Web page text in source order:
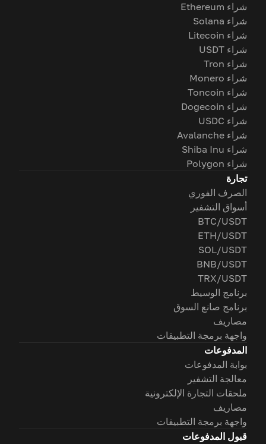
شراء Ethereum
شراء Solana
شراء Litecoin
شراء USDT
شراء Tron
شراء Monero
شراء Toncoin
شراء Dogecoin
شراء USDC
شراء Avalanche
شراء Shiba Inu
شراء Polygon
تجارة
الصرف الفوري
أسواق التشفير
BTC/USDT
ETH/USDT
SOL/USDT
BNB/USDT
TRX/USDT
برنامج الوسيط
برنامج صانع السوق
مصاريف
واجهة برمجة التطبيقات
المدفوعات
بوابة المدفوعات
معالجة التشفير
ملحقات التجارة الإلكترونية
مصاريف
واجهة برمجة التطبيقات
قبول المدفوعات